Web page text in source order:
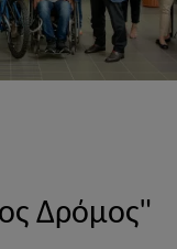
Δρόμος"